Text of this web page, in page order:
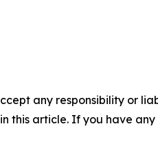
any responsibility or
this article. If you have